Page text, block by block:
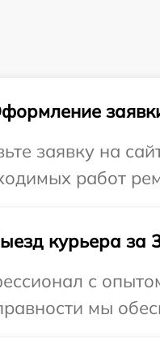
заявку на
работ
курьера за
с
мы